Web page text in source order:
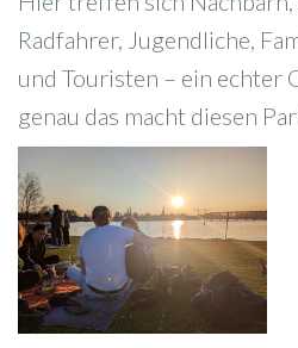
Radfahrer, Jugendliche,
und Touristen – ein echter
genau das macht diesen